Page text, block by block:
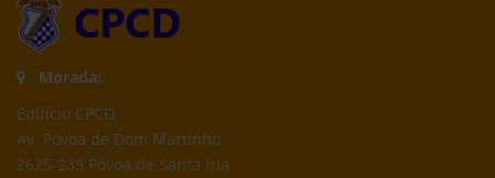
Morada:
Edifício CPCD
Av. Póvoa de Dom Martinho
2625-235 Póvoa de Santa Iria